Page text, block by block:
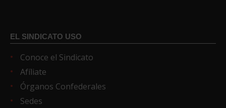
EL SINDICATO USO
Conoce el Sindicato
Afíliate
Órganos Confederales
Sedes